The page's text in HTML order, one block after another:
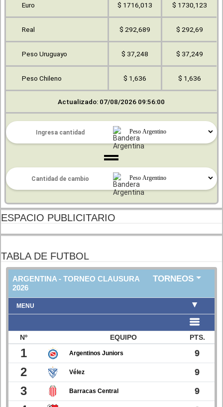
Euro $ 1716,013 $ 1730,123
Real $ 292,689 $ 292,69
Peso Uruguayo $ 37,248 $ 37,249
Peso Chileno $ 1,636 $ 1,636
Actualizado: 07/08/2026 09:56:00
ESPACIO PUBLICITARIO
TABLA DE FUTBOL